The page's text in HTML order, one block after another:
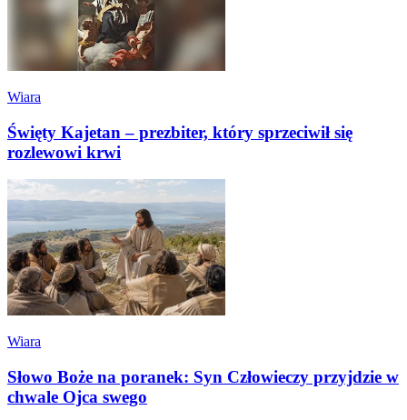
Wiara
Święty Kajetan – prezbiter, który sprzeciwił się
rozlewowi krwi
Wiara
Słowo Boże na poranek: Syn Człowieczy przyjdzie w
chwale Ojca swego